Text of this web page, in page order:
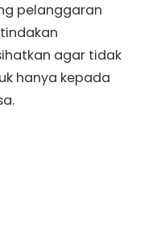
pelanggaran
agar tidak
hanya kepada